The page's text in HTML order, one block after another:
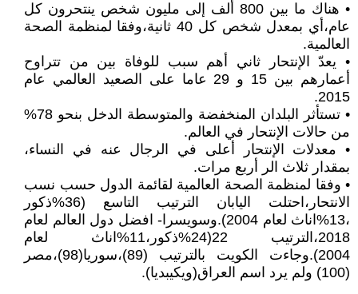
• هناك ما بين 800 ألف إلى مليون شخص ينتحرون كل
عام،أي بمعدل شخص كل 40 ثانية،وفقا لمنظمة الصحة
العالمية.
• يعدّ الإنتحار ثاني أهم سبب للوفاة بين من تتراوح
أعمارهم بين 15 و 29 عاما على الصعيد العالمي عام
2015.
• تستأثر البلدان المنخفضة والمتوسطة الدخل بنحو 78%
من حالات الإنتحار في العالم.
• معدلات الإنتحار أعلى في الرجال عنه في النساء،
بمقدار ثلاث الر أربع مرات.
• وفقا لمنظمة الصحة العالمية لقائمة الدول حسب نسب
الانتحار،احتلت اليابان الترتيب التاسع (36%ذكور
،13%اناث لعام 2004).وسويسرا- افضل دول العالم لعام
2018،الترتيب 22(24%ذكور،11%اناث لعام
2004).وجاءت الكويت بالترتيب (89)،سوريا(98)،مصر
(100) ولم يرد اسم العراق(ويكيبديا).